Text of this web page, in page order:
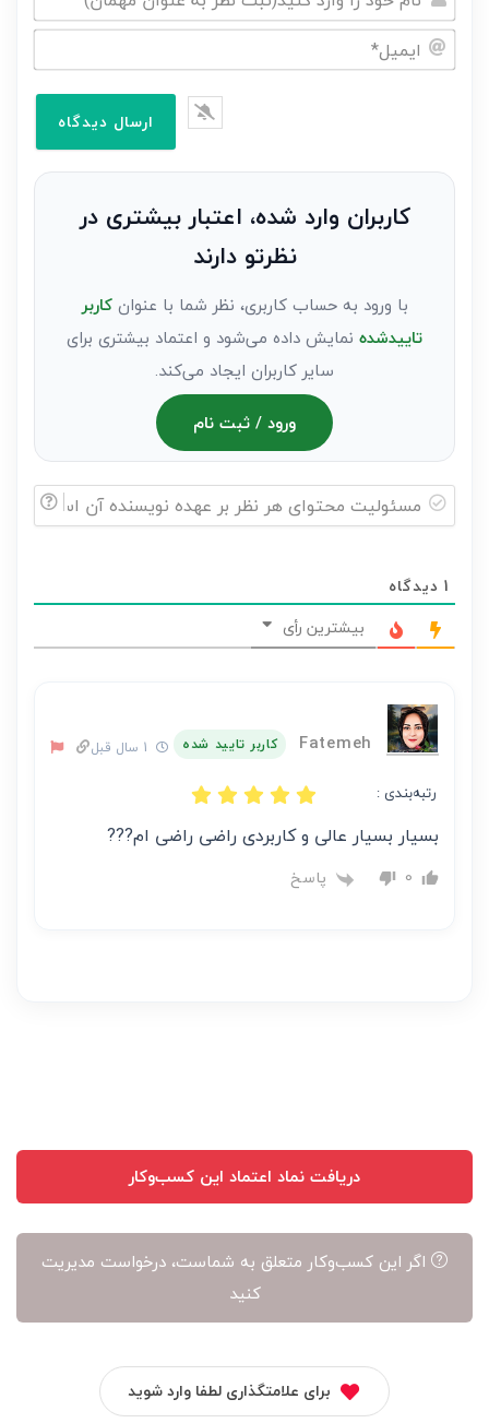
نام
خود
نظر
کاربران وارد شده، اعتبار بیشتری در
نظرتو دارند
با ورود به حساب کاربری، نظر شما با عنوانکاربر
تاییدشده نمایش داده می‌شود و اعتماد بیشتری برای
سایر کاربران ایجاد می‌کند.
ورود / ثبت نام
هر
نظر
بر
نویسنده
1 دیدگاه
بیشترین رأی
Fatemeh کاربر تایید شده
رتبه‌بندی :
بسیار بسیار عالی و کاربردی راضی راضی ام???
0 پاسخ
دریافت نماد اعتماد این کسب‌وکار
اگر این کسب‌وکار متعلق به شماست، درخواست مدیریت
کنید
برای علامتگذاری لطفا وارد شوید